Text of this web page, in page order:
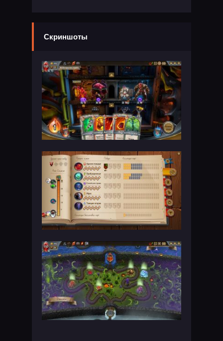
Скриншоты